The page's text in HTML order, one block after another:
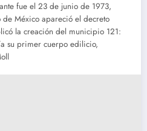
fue el 23 de junio de 1973,
de México apareció el decreto
la creación del municipio 121:
su primer cuerpo edilicio,